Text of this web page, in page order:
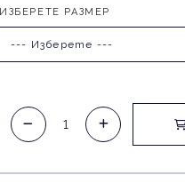
ИЗБЕРЕТЕ РАЗМЕР
--- Изберете ---